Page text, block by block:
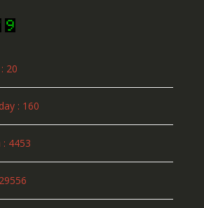
20
: 160
4453